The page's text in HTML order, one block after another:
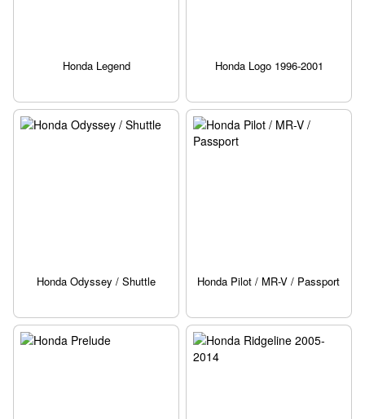
Honda Legend Honda Logo 1996-2001
Honda Odyssey / Shuttle Honda Pilot / MR-V / Passport